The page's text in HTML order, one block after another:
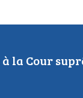
la Cour